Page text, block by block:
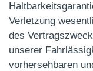
Verletzung
des
unserer
vorhersehbaren